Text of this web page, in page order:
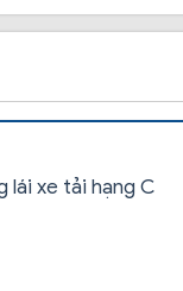
lái xe tải hạng C